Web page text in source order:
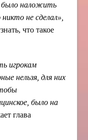
наложить
не сделал»,
что такое
игрокам
нельзя, для них
было на
глава